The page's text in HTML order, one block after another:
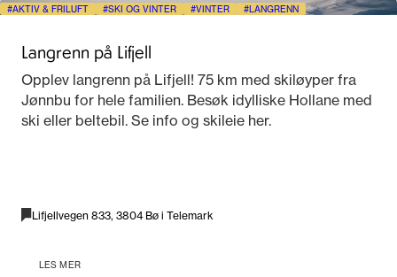
AKTIV & FRILUFT SKI OG VINTER VINTER LANGRENN
Langrenn på Lifjell
Opplev langrenn på Lifjell! 75 km med skiløyper fra
Jønnbu for hele familien. Besøk idylliske Hollane med
ski eller beltebil. Se info og skileie her.
Lifjellvegen 833, 3804 Bø i Telemark
LES MER